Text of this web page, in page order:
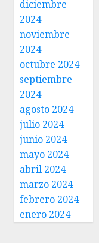
diciembre
2024
noviembre
2024
octubre 2024
septiembre
2024
agosto 2024
julio 2024
junio 2024
mayo 2024
abril 2024
marzo 2024
febrero 2024
enero 2024